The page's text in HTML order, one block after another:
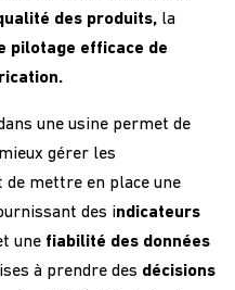
des produits, la
pilotage efficace de
une usine permet de
gérer les
de mettre en place une
des indicateurs
une fiabilité des données
à prendre des décisions